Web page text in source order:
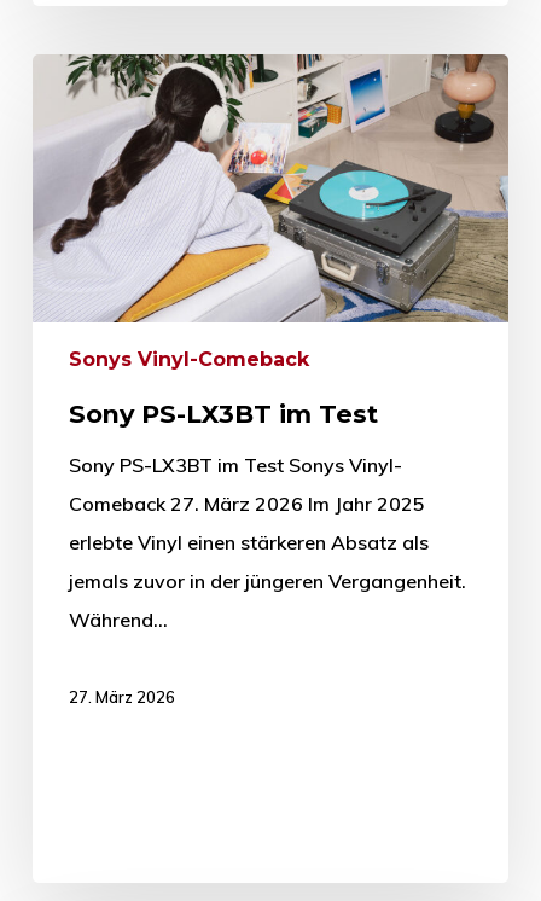
Sonys Vinyl-Comeback
Sony PS-LX3BT im Test
Sony PS-LX3BT im Test Sonys Vinyl-
Comeback 27. März 2026 Im Jahr 2025
erlebte Vinyl einen stärkeren Absatz als
jemals zuvor in der jüngeren Vergangenheit.
Während…
27. März 2026